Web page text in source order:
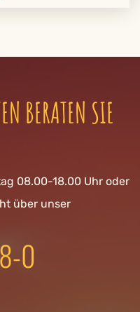
BERATEN SIE
08.00-18.00 Uhr oder
über unser
0